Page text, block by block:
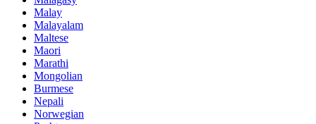
Malay
Malayalam
Maltese
Maori
Marathi
Mongolian
Burmese
Nepali
Norwegian